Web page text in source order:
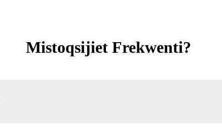
Mistoqsijiet Frekwenti?